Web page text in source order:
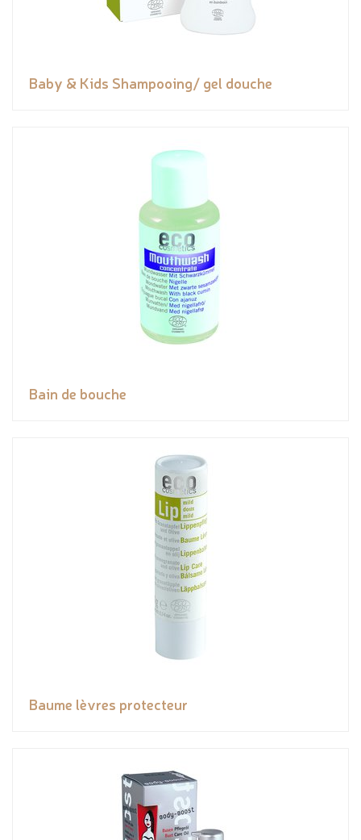
Baby & Kids Shampooing/ gel douche
Bain de bouche
Baume lèvres protecteur